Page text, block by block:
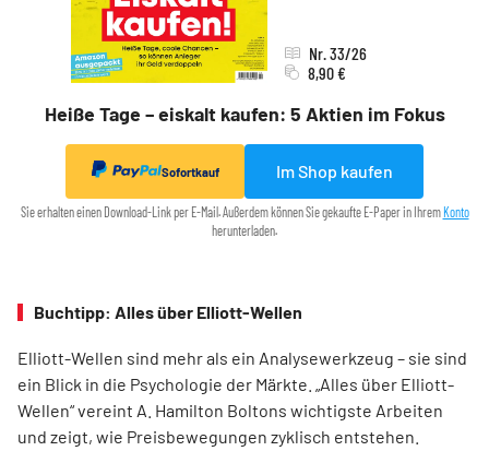
Heiße Tage – eiskalt kaufen: 5 Aktien im Fokus
Nr. 33/26
8,90 €
Sofortkauf Im Shop kaufen
Sie erhalten einen Download-Link per E-Mail. Außerdem können Sie gekaufte E-Paper in Ihrem Konto
herunterladen.
Buchtipp: Alles über Elliott-Wellen
Elliott-Wellen sind mehr als ein Analysewerkzeug – sie sind
ein Blick in die Psychologie der Märkte. „Alles über Elliott-
Wellen“ vereint A. Hamilton Boltons wichtigste Arbeiten
und zeigt, wie Preisbewegungen zyklisch entstehen.